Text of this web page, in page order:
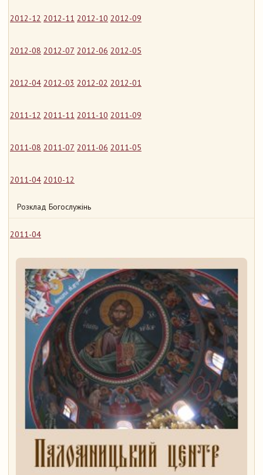
2012-12 2012-11 2012-10 2012-09
2012-08 2012-07 2012-06 2012-05
2012-04 2012-03 2012-02 2012-01
2011-12 2011-11 2011-10 2011-09
2011-08 2011-07 2011-06 2011-05
2011-04 2010-12
Розклад Богослужінь
2011-04